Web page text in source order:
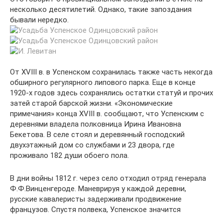
несколько десятилетий. Однако, такие запоздания
бывали нередко.
От XVIII в. в Успенском сохранилась также часть некогда
обширного регулярного липового парка. Еще в конце
1920-х годов здесь сохранялись остатки статуй и прочих
затей старой барской жизни. «Экономические
примечания» конца XVIII в. сообщают, что Успенским с
деревнями владела полковница Ирина Ивановна
Бекетова. В селе стоял и деревянный господский
двухэтажный дом со службами и 23 двора, где
проживало 182 души обоего пола.
В дни войны 1812 г. через село отходил отряд генерала
Ф.Ф.Винценгероде. Маневрируя у каждой деревни,
русские кавалеристы задерживали продвижение
французов. Спустя полвека, Успенское значится